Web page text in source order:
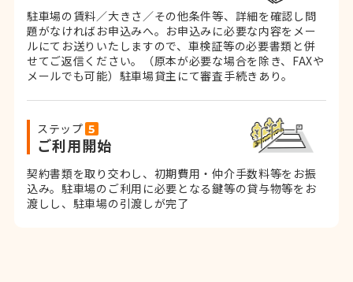
駐車場の賃料／大きさ／その他条件等、詳細を確認し問
題がなければお申込みへ。お申込みに必要な内容をメー
ルにてお送りいたしますので、車検証等の必要書類と併
せてご返信ください。
（原本が必要な場合を除き、FAXや
メールでも可能） 駐車場貸主にて審査手続きあり。
ステップ
ご利用開始
契約書類を取り交わし、初期費用・仲介手数料等をお振
込み。駐車場のご利用に必要となる鍵等の貸与物等をお
渡しし、駐車場の引渡しが完了